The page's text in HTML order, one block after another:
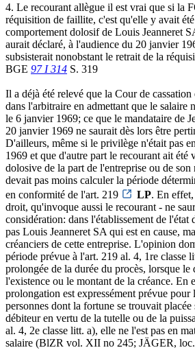
4. Le recourant allègue il est vrai que si la
réquisition de faillite, c'est qu'elle y avait
comportement dolosif de Louis Jeanneret
aurait déclaré, à l'audience du 20 janvier
subsisterait nonobstant le retrait de la
BGE 97 I 314 S. 319
Il a déjà été relevé que la Cour de
dans l'arbitraire en admettant que le salaire
le 6 janvier 1969; ce que le mandataire de
20 janvier 1969 ne saurait dès lors être
D'ailleurs, même si le privilège n'était pas
1969 et que d'autre part le recourant ait été
dolosive de la part de l'entreprise ou de son
devait pas moins calculer la période
en conformité de l'art. 219
LP. En
droit, qu'invoque aussi le recourant - ne
considération: dans l'établissement de l'état
pas Louis Jeanneret SA qui est en cause,
créanciers de cette entreprise. L'opinion
période prévue à l'art. 219 al. 4, 1re classe
prolongée de la durée du procès, lorsque le
l'existence ou le montant de la créance. En
prolongation est expressément prévue pour
personnes dont la fortune se trouvait
débiteur en vertu de la tutelle ou de la
al. 4, 2e classe litt. a), elle ne l'est pas en
salaire (BlZR vol. XII no 245; JÄGER,